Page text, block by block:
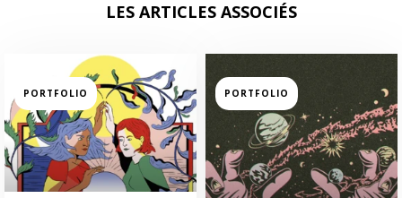
LES ARTICLES ASSOCIÉS
PORTFOLIO PORTFOLIO